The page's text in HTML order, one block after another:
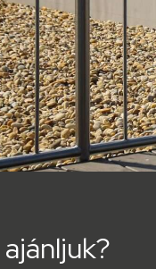
ajánljuk?